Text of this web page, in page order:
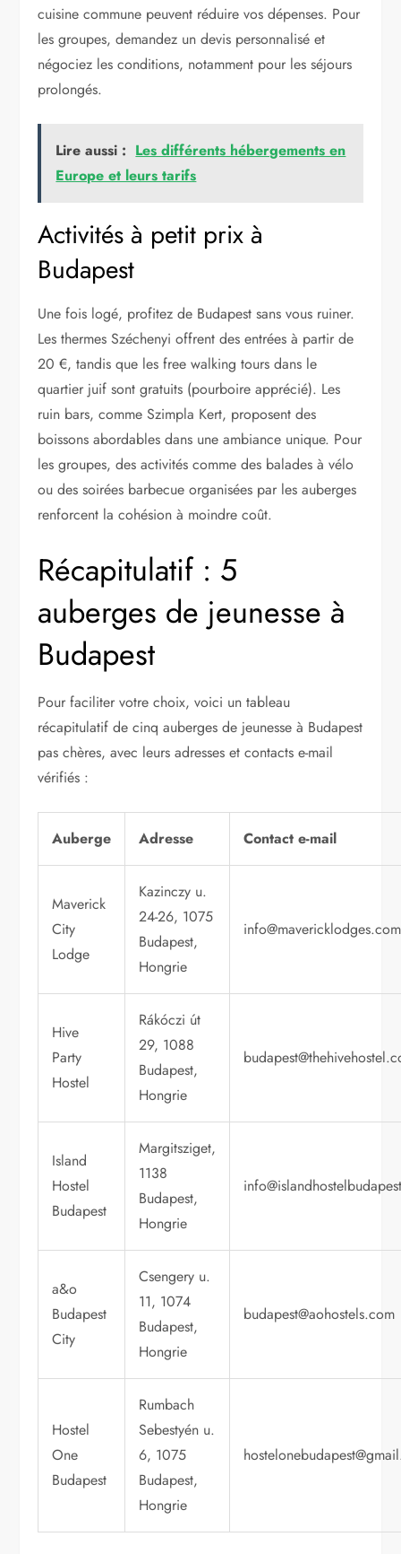
cuisine commune peuvent réduire vos dépenses. Pour
les groupes, demandez un devis personnalisé et
négociez les conditions, notamment pour les séjours
prolongés.
Lire aussi : Les différents hébergements en
Europe et leurs tarifs
Activités à petit prix à
Budapest
Une fois logé, profitez de Budapest sans vous ruiner.
Les thermes Széchenyi offrent des entrées à partir de
20 €, tandis que les free walking tours dans le
quartier juif sont gratuits (pourboire apprécié). Les
ruin bars, comme Szimpla Kert, proposent des
boissons abordables dans une ambiance unique. Pour
les groupes, des activités comme des balades à vélo
ou des soirées barbecue organisées par les auberges
renforcent la cohésion à moindre coût.
Récapitulatif : 5
auberges de jeunesse à
Budapest
Pour faciliter votre choix, voici un tableau
récapitulatif de cinq auberges de jeunesse à Budapest
pas chères, avec leurs adresses et contacts e-mail
vérifiés :
Auberge Adresse Contact e-mail
Maverick
City
Lodge
Kazinczy u.
24-26, 1075
Budapest,
Hongrie
info@mavericklodges.com
Hive
Party
Hostel
Rákóczi út
29, 1088
Budapest,
Hongrie
Island
Hostel
Budapest
Margitsziget,
1138
Budapest,
Hongrie
a&o
Budapest
City
Csengery u.
11, 1074
Budapest,
Hongrie
budapest@aohostels.com
Hostel
One
Budapest
Rumbach
Sebestyén u.
6, 1075
Budapest,
Hongrie